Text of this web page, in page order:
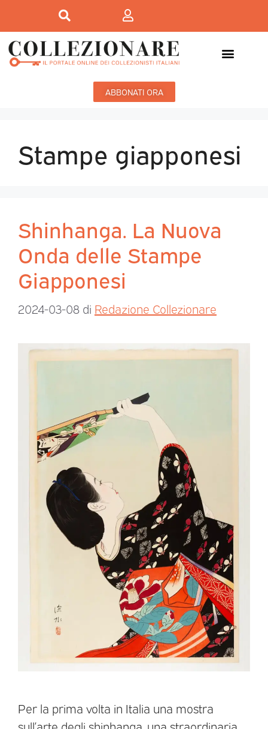
ABBONATI ORA
Stampe giapponesi
Shinhanga. La Nuova
Onda delle Stampe
Giapponesi
2024-03-08 di Redazione Collezionare
Per la prima volta in Italia una mostra